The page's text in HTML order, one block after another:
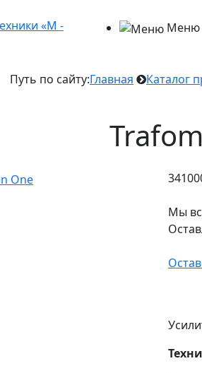
Меню
Путь по сайту:Главная Каталог
Мы